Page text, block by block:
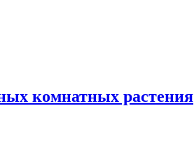
комнатных растения